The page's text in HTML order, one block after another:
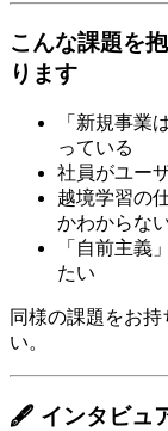
こんな課題を
ります
「新規事業
っている
社員がユー
越境学習の
かわからな
「自前主義
たい
同様の課題をお
い。
🖋 インタビュ